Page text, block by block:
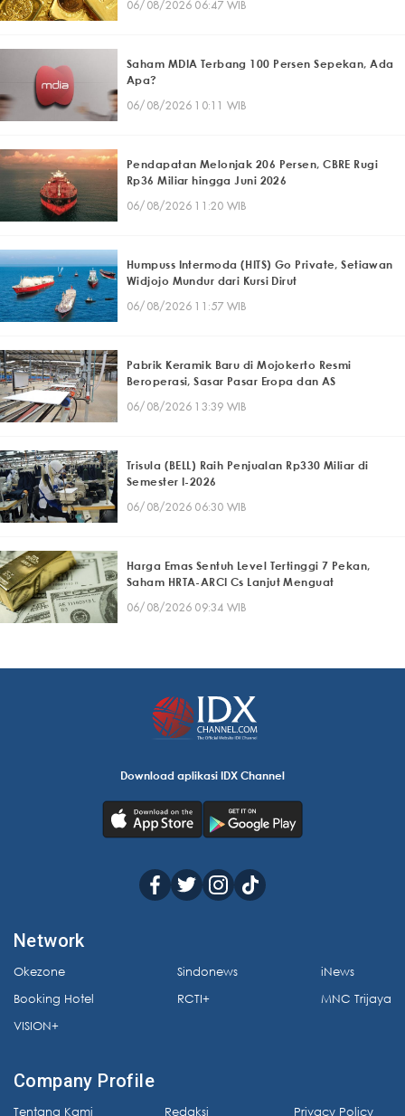
06/08/2026 06:47 WIB
Saham MDIA Terbang 100 Persen Sepekan, Ada
Apa?
06/08/2026 10:11 WIB
Pendapatan Melonjak 206 Persen, CBRE Rugi
Rp36 Miliar hingga Juni 2026
06/08/2026 11:20 WIB
Humpuss Intermoda (HITS) Go Private, Setiawan
Widjojo Mundur dari Kursi Dirut
06/08/2026 11:57 WIB
Pabrik Keramik Baru di Mojokerto Resmi
Beroperasi, Sasar Pasar Eropa dan AS
06/08/2026 13:39 WIB
Trisula (BELL) Raih Penjualan Rp330 Miliar di
Semester I-2026
06/08/2026 06:30 WIB
Harga Emas Sentuh Level Tertinggi 7 Pekan,
Saham HRTA-ARCI Cs Lanjut Menguat
06/08/2026 09:34 WIB
Download aplikasi IDX Channel
Network
Okezone
Booking Hotel
VISION+
Sindonews
RCTI+
iNews
MNC Trijaya
Company Profile
Tentang Kami Redaksi Privacy Policy